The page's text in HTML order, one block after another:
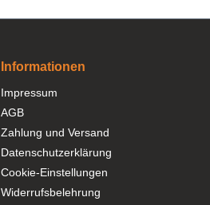
Informationen
Impressum
AGB
Zahlung und Versand
Datenschutzerklärung
Cookie-Einstellungen
Widerrufsbelehrung